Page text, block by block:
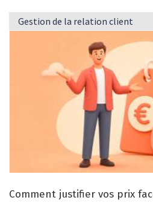
Gestion de la relation client
Comment justifier vos prix